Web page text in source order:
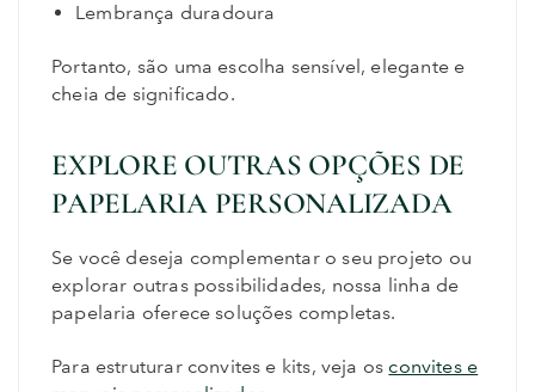
Lembrança duradoura
Portanto, são uma escolha sensível, elegante e
cheia de significado.
EXPLORE OUTRAS OPÇÕES DE
PAPELARIA PERSONALIZADA
Se você deseja complementar o seu projeto ou
explorar outras possibilidades, nossa linha de
papelaria oferece soluções completas.
Para estruturar convites e kits, veja os convites e